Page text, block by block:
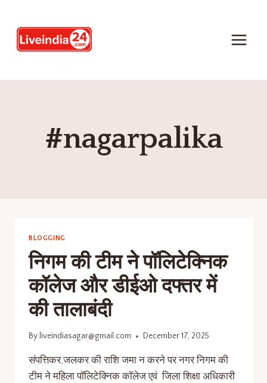
#nagarpalika
BLOGGING
निगम की टीम ने पॉलिटेक्निक
कॉलेज और डीईओ दफ्तर में
की तालाबंदी
By liveindiasagar@gmail.com December 17, 2025
संपत्तिकर,जलकर की राशि जमा न करने पर नगर निगम की
टीम ने महिला पॉलिटेक्निक कॉलेज एवं जिला शिक्षा अधिकारी